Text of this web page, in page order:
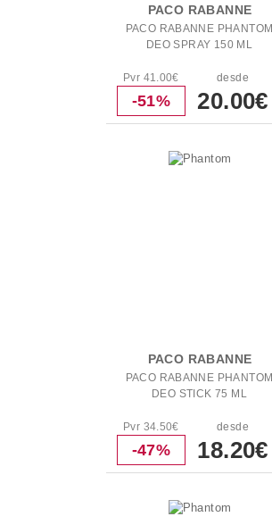
PACO RABANNE
PACO RABANNE PHANTOM
DEO SPRAY 150 ML
Pvr 41.00€
-51%
desde
20.00€
PACO RABANNE
PACO RABANNE PHANTOM
DEO STICK 75 ML
Pvr 34.50€
-47%
desde
18.20€